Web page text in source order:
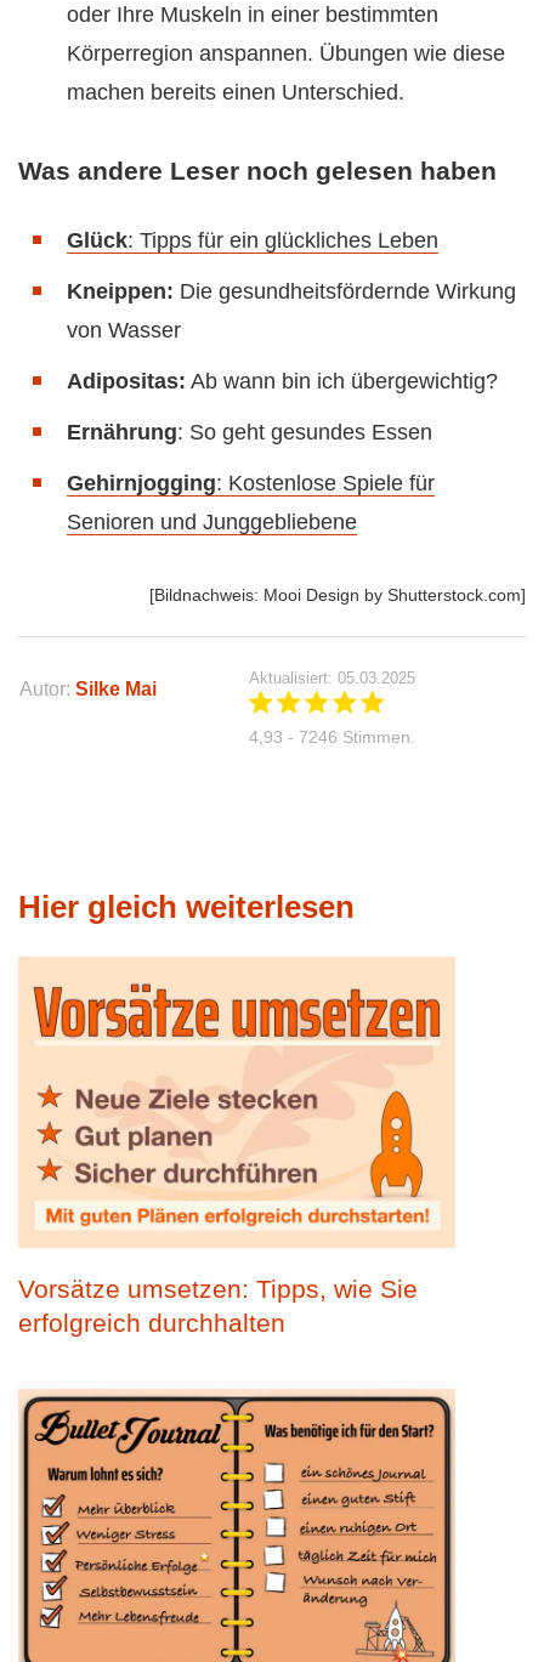
oder Ihre Muskeln in einer bestimmten
Körperregion anspannen. Übungen wie diese
machen bereits einen Unterschied.
Was andere Leser noch gelesen haben
Glück: Tipps für ein glückliches Leben
Kneippen: Die gesundheitsfördernde Wirkung
von Wasser
Adipositas: Ab wann bin ich übergewichtig?
Ernährung: So geht gesundes Essen
Gehirnjogging: Kostenlose Spiele für
Senioren und Junggebliebene
[Bildnachweis: Mooi Design by Shutterstock.com]
Autor: Silke Mai
Aktualisiert: 05.03.2025
4,93 - 7246 Stimmen.
Hier gleich weiterlesen
Vorsätze umsetzen: Tipps, wie Sie
erfolgreich durchhalten